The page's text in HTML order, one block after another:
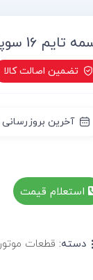
16 سوپاپ جیپ صحرا
تضمین اصالت کالا
آخرین بروزرسانی : 1403/04/
استعلام قیمت
دسته: قطعات